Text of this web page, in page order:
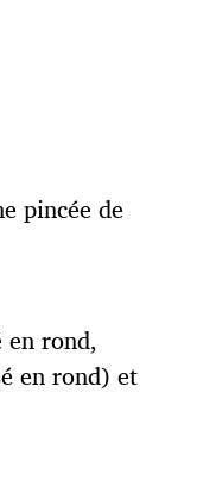
pincée de
rond,
en rond) et